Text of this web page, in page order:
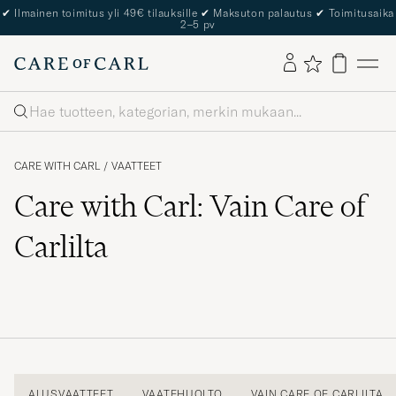
✔ Ilmainen toimitus yli 49€ tilauksille ✔ Maksuton palautus ✔ Toimitusaika
2–5 pv
Haku
CARE WITH CARL / VAATTEET
Care with Carl: Vain Care of
Carlilta
ALUSVAATTEET VAATEHUOLTO VAIN CARE OF CARLILTA